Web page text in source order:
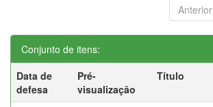
Anterior
Conjunto de itens:
Data de
defesa
Pré-
visualização
Título